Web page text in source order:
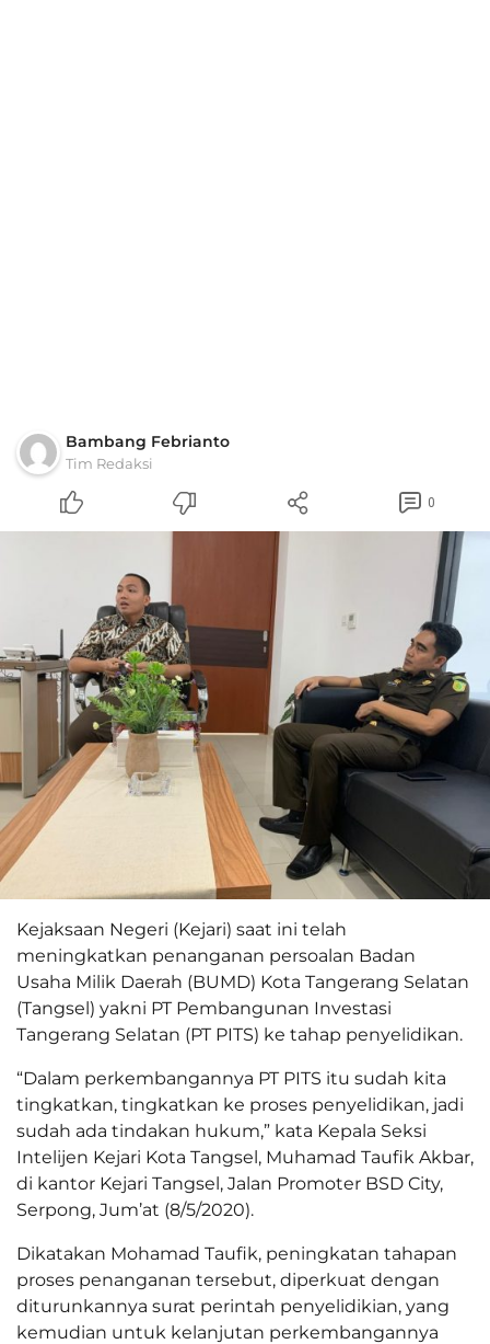
Bambang Febrianto
Tim Redaksi
0
Kejaksaan Negeri (Kejari) saat ini telah
meningkatkan penanganan persoalan Badan
Usaha Milik Daerah (BUMD) Kota Tangerang Selatan
(Tangsel) yakni PT Pembangunan Investasi
Tangerang Selatan (PT PITS) ke tahap penyelidikan.
“Dalam perkembangannya PT PITS itu sudah kita
tingkatkan, tingkatkan ke proses penyelidikan, jadi
sudah ada tindakan hukum,” kata Kepala Seksi
Intelijen Kejari Kota Tangsel, Muhamad Taufik Akbar,
di kantor Kejari Tangsel, Jalan Promoter BSD City,
Serpong, Jum’at (8/5/2020).
Dikatakan Mohamad Taufik, peningkatan tahapan
proses penanganan tersebut, diperkuat dengan
diturunkannya surat perintah penyelidikian, yang
kemudian untuk kelanjutan perkembangannya